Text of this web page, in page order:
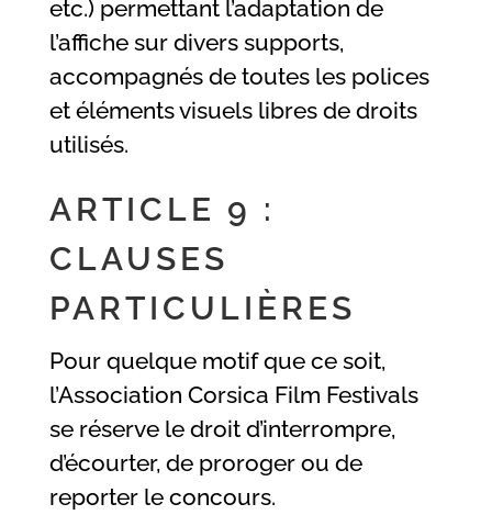
etc.) permettant l’adaptation de
l’affiche sur divers supports,
accompagnés de toutes les polices
et éléments visuels libres de droits
utilisés.
ARTICLE 9 :
CLAUSES
PARTICULIÈRES
Pour quelque motif que ce soit,
l’Association Corsica Film Festivals
se réserve le droit d’interrompre,
d’écourter, de proroger ou de
reporter le concours.